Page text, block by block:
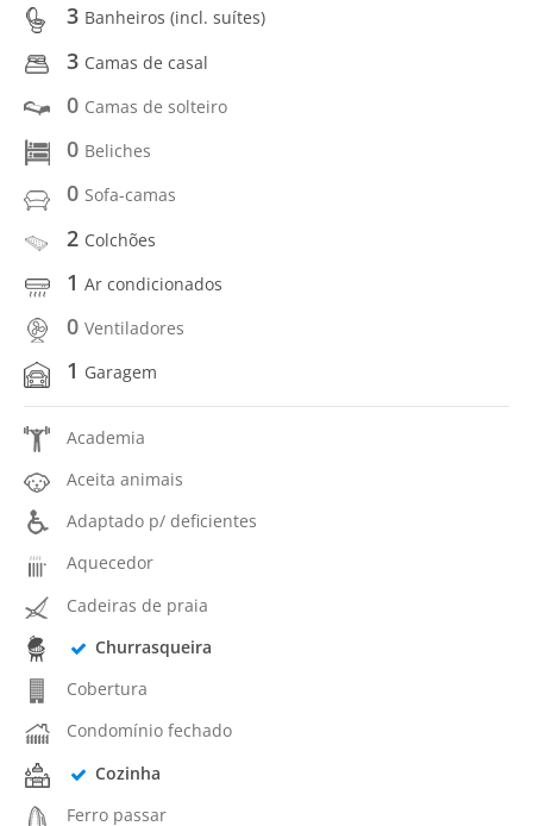
3 Banheiros (incl. suítes)
3 Camas de casal
0 Camas de solteiro
0 Beliches
0 Sofa-camas
2 Colchões
1 Ar condicionados
0 Ventiladores
1 Garagem
Academia
Aceita animais
Adaptado p/ deficientes
Aquecedor
Cadeiras de praia
Churrasqueira
Cobertura
Condomínio fechado
Cozinha
Ferro passar